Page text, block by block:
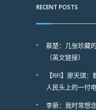
RECENT POSTS
蔡楚：几张珍藏
（英文链接）
【RFI】廖天琪
人民头上的一付
李新：我时常想